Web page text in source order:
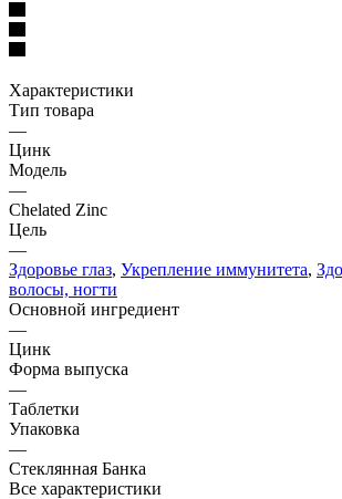
Характеристики
Тип товара
—
Цинк
Модель
—
Chelated Zinc
Цель
—
Здоровье глаз, Укрепление иммунитета,
волосы, ногти
Основной ингредиент
—
Цинк
Форма выпуска
—
Таблетки
Упаковка
—
Стеклянная Банка
Все характеристики